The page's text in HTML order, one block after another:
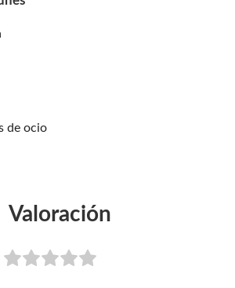
de ocio
Valoración